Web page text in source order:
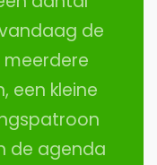
de
een kleine
de agenda